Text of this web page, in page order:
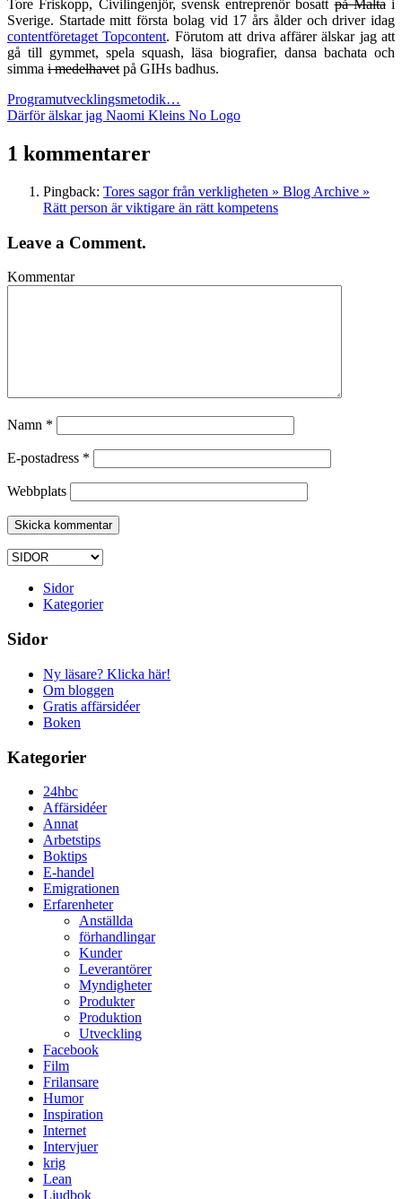
Tore Friskopp, Civilingenjör, svensk entreprenör bosattpå Maltai
Sverige. Startade mitt första bolag vid 17 års ålder och driver idag
contentföretaget Topcontent. Förutom att driva affärer älskar jag att
gå till gymmet, spela squash, läsa biografier, dansa bachata och
simma i medelhavet på GIHs badhus.
Programutvecklingsmetodik…
Därför älskar jag Naomi Kleins No Logo
1 kommentarer
Pingback: Tores sagor från verkligheten » Blog Archive »
Rätt person är viktigare än rätt kompetens
Leave a Comment.
Kommentar
Namn *
E-postadress *
Webbplats
Sidor
Kategorier
Sidor
Ny läsare? Klicka här!
Om bloggen
Gratis affärsidéer
Boken
Kategorier
24hbc
Affärsidéer
Annat
Arbetstips
Boktips
E-handel
Emigrationen
Erfarenheter
Anställda
förhandlingar
Kunder
Leverantörer
Myndigheter
Produkter
Produktion
Utveckling
Facebook
Film
Frilansare
Humor
Inspiration
Internet
Intervjuer
krig
Lean
Ljudbok